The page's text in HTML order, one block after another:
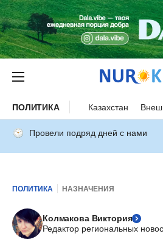
ПОЛИТИКА Казахстан
Провели подряд дней с нами
ПОЛИТИКА НАЗНАЧЕНИЯ
Колмакова Виктория
Редактор региональных